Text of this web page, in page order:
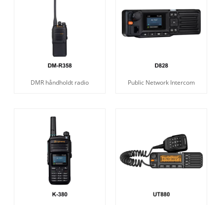
DMR håndholdt radio Public Network Intercom